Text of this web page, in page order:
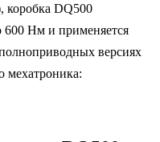
коробка DQ500
600 Нм и применяется
версиях
мехатроника: